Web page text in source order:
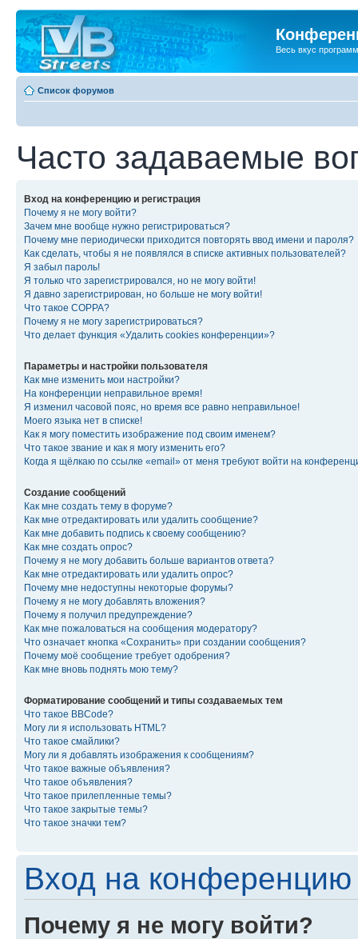
Весь вкус
Список форумов
Часто задаваемые
Вход на конференцию и регистрация
Почему я не могу войти?
Зачем мне вообще нужно регистрироваться?
Почему мне периодически приходится повторять ввод имени и пароля?
Как сделать, чтобы я не появлялся в списке активных пользователей?
Я забыл пароль!
Я только что зарегистрировался, но не могу войти!
Я давно зарегистрирован, но больше не могу войти!
Что такое COPPA?
Почему я не могу зарегистрироваться?
Что делает функция «Удалить cookies конференции»?
Параметры и настройки пользователя
Как мне изменить мои настройки?
На конференции неправильное время!
Я изменил часовой пояс, но время все равно неправильное!
Моего языка нет в списке!
Как я могу поместить изображение под своим именем?
Что такое звание и как я могу изменить его?
Когда я щёлкаю по ссылке «email» от меня требуют войти на
Создание сообщений
Как мне создать тему в форуме?
Как мне отредактировать или удалить сообщение?
Как мне добавить подпись к своему сообщению?
Как мне создать опрос?
Почему я не могу добавить больше вариантов ответа?
Как мне отредактировать или удалить опрос?
Почему мне недоступны некоторые форумы?
Почему я не могу добавлять вложения?
Почему я получил предупреждение?
Как мне пожаловаться на сообщения модератору?
Что означает кнопка «Сохранить» при создании сообщения?
Почему моё сообщение требует одобрения?
Как мне вновь поднять мою тему?
Форматирование сообщений и типы создаваемых тем
Что такое BBCode?
Могу ли я использовать HTML?
Что такое смайлики?
Могу ли я добавлять изображения к сообщениям?
Что такое важные объявления?
Что такое объявления?
Что такое прилепленные темы?
Что такое закрытые темы?
Что такое значки тем?
Вход на конференцию
Почему я не могу войти?